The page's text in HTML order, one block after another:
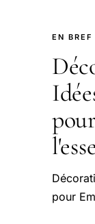
EN BREF
pour